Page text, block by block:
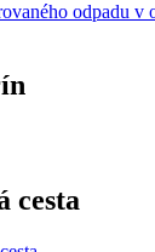
odpadu v
cesta